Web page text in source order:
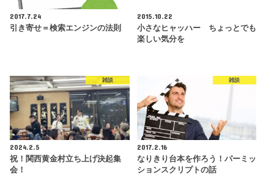
2017.7.24
引き寄せ＝検索エンジンの法則
2015.10.22
小さなヒャッハー ちょっとでも
楽しい気分を
雑談
2024.2.5
祝！関西黄金村立ち上げ決起集
会！
雑談
2017.2.16
なりきり台本を作ろう！パーミッ
ションスクリプトの話